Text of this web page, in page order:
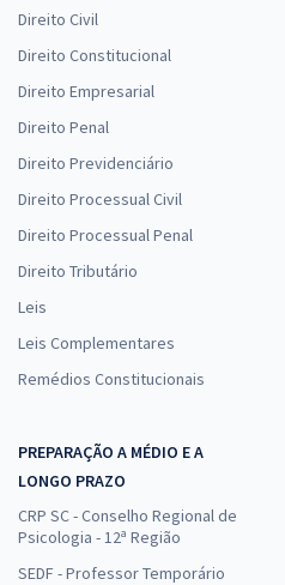
Direito Civil
Direito Constitucional
Direito Empresarial
Direito Penal
Direito Previdenciário
Direito Processual Civil
Direito Processual Penal
Direito Tributário
Leis
Leis Complementares
Remédios Constitucionais
PREPARAÇÃO A MÉDIO E A
LONGO PRAZO
CRP SC - Conselho Regional de
Psicologia - 12ª Região
SEDF - Professor Temporário